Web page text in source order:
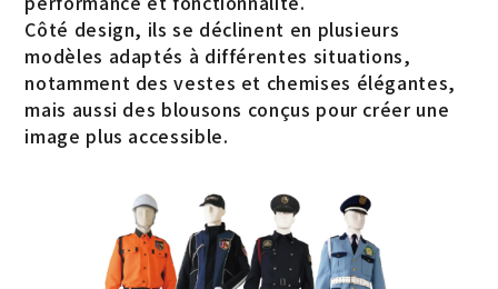
Côté design, ils se déclinent en plusieurs
modèles adaptés à différentes situations,
notamment des vestes et chemises élégantes,
mais aussi des blousons conçus pour créer une
image plus accessible.